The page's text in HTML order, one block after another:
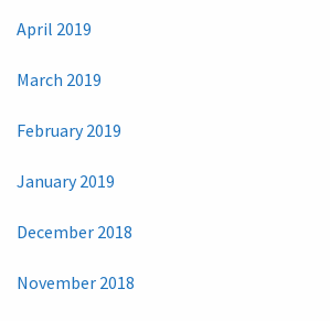
April 2019
March 2019
February 2019
January 2019
December 2018
November 2018